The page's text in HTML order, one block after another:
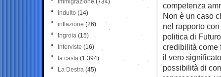
competenza
Non è un caso
nel rapporto
politica di
credibilità come
il vero
possibilità di
Immigrazione (734)
indulto (14)
inflazione (26)
Ingroia (15)
Interviste (16)
la casta (1.394)
La Destra (45)